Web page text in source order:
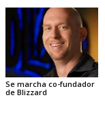
Se marcha co-fundador
de Blizzard